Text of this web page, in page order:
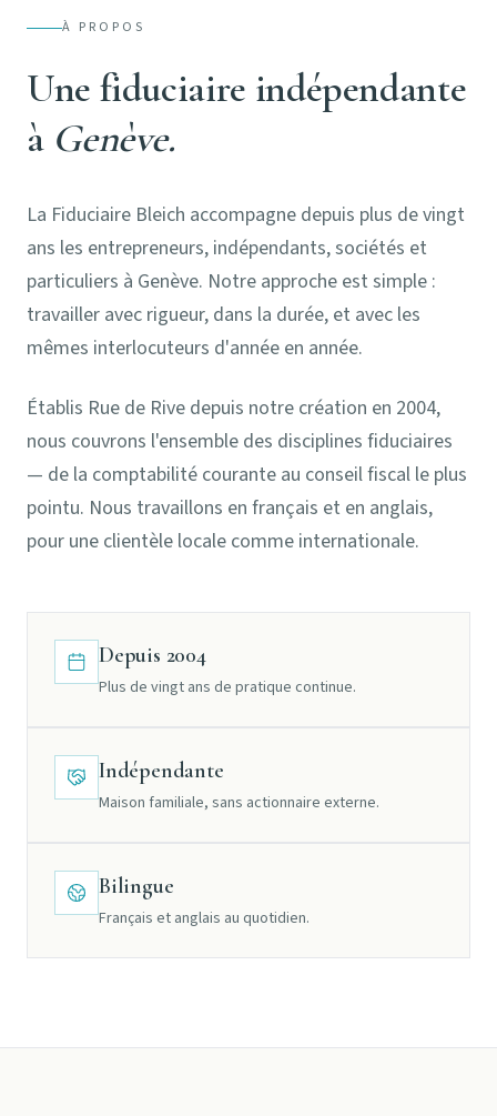
À PROPOS
Une fiduciaire indépendante
à Genève.
La Fiduciaire Bleich accompagne depuis plus de vingt
ans les entrepreneurs, indépendants, sociétés et
particuliers à Genève. Notre approche est simple :
travailler avec rigueur, dans la durée, et avec les
mêmes interlocuteurs d'année en année.
Établis Rue de Rive depuis notre création en 2004,
nous couvrons l'ensemble des disciplines fiduciaires
— de la comptabilité courante au conseil fiscal le plus
pointu. Nous travaillons en français et en anglais,
pour une clientèle locale comme internationale.
Depuis 2004
Plus de vingt ans de pratique continue.
Indépendante
Maison familiale, sans actionnaire externe.
Bilingue
Français et anglais au quotidien.